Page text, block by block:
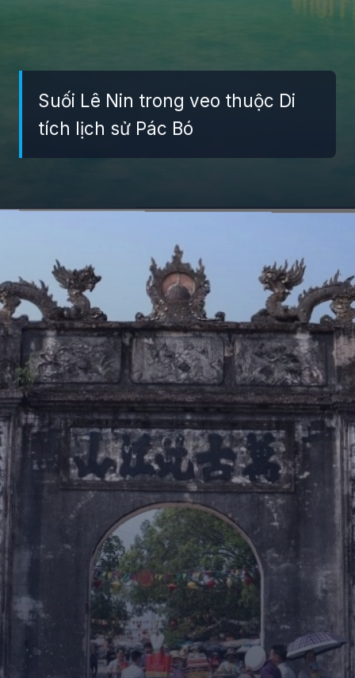
Suối Lê Nin trong veo thuộc Di
tích lịch sử Pác Bó